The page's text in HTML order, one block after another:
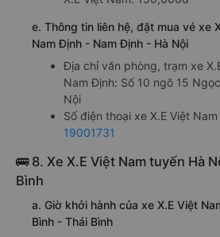
e. Thông tin liên hệ, đặt mua vé xe
Nam Định - Nam Định - Hà Nội
Địa chỉ văn phòng, trạm xe
Nam Định: Số 10 ngõ 15
Nội
Số điện thoại xe X.E Việt
19001731
🚌 8. Xe X.E Việt Nam tuyến Hà
Bình
a. Giờ khởi hành của xe X.E Việt
Bình - Thái Bình